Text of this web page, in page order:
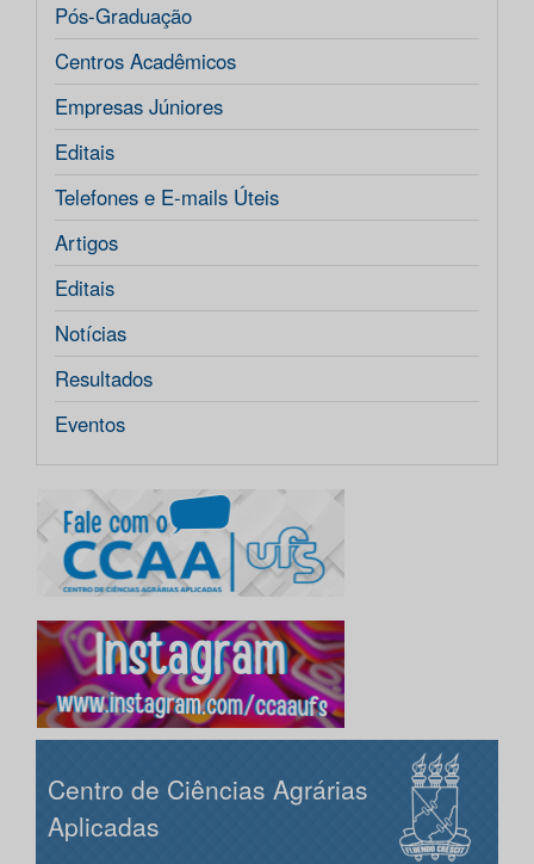
Pós-Graduação
Centros Acadêmicos
Empresas Júniores
Editais
Telefones e E-mails Úteis
Artigos
Editais
Notícias
Resultados
Eventos
Centro de Ciências Agrárias
Aplicadas